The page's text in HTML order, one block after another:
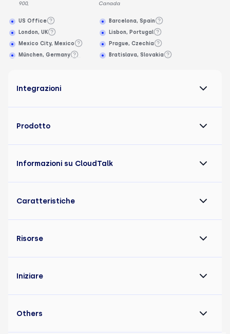
900,
Canada
US Office
London, UK
Mexico City, Mexico
München, Germany
Barcelona, Spain
Lisbon, Portugal
Prague, Czechia
Bratislava, Slovakia
Integrazioni
Prodotto
Informazioni su CloudTalk
Caratteristiche
Risorse
Iniziare
Others